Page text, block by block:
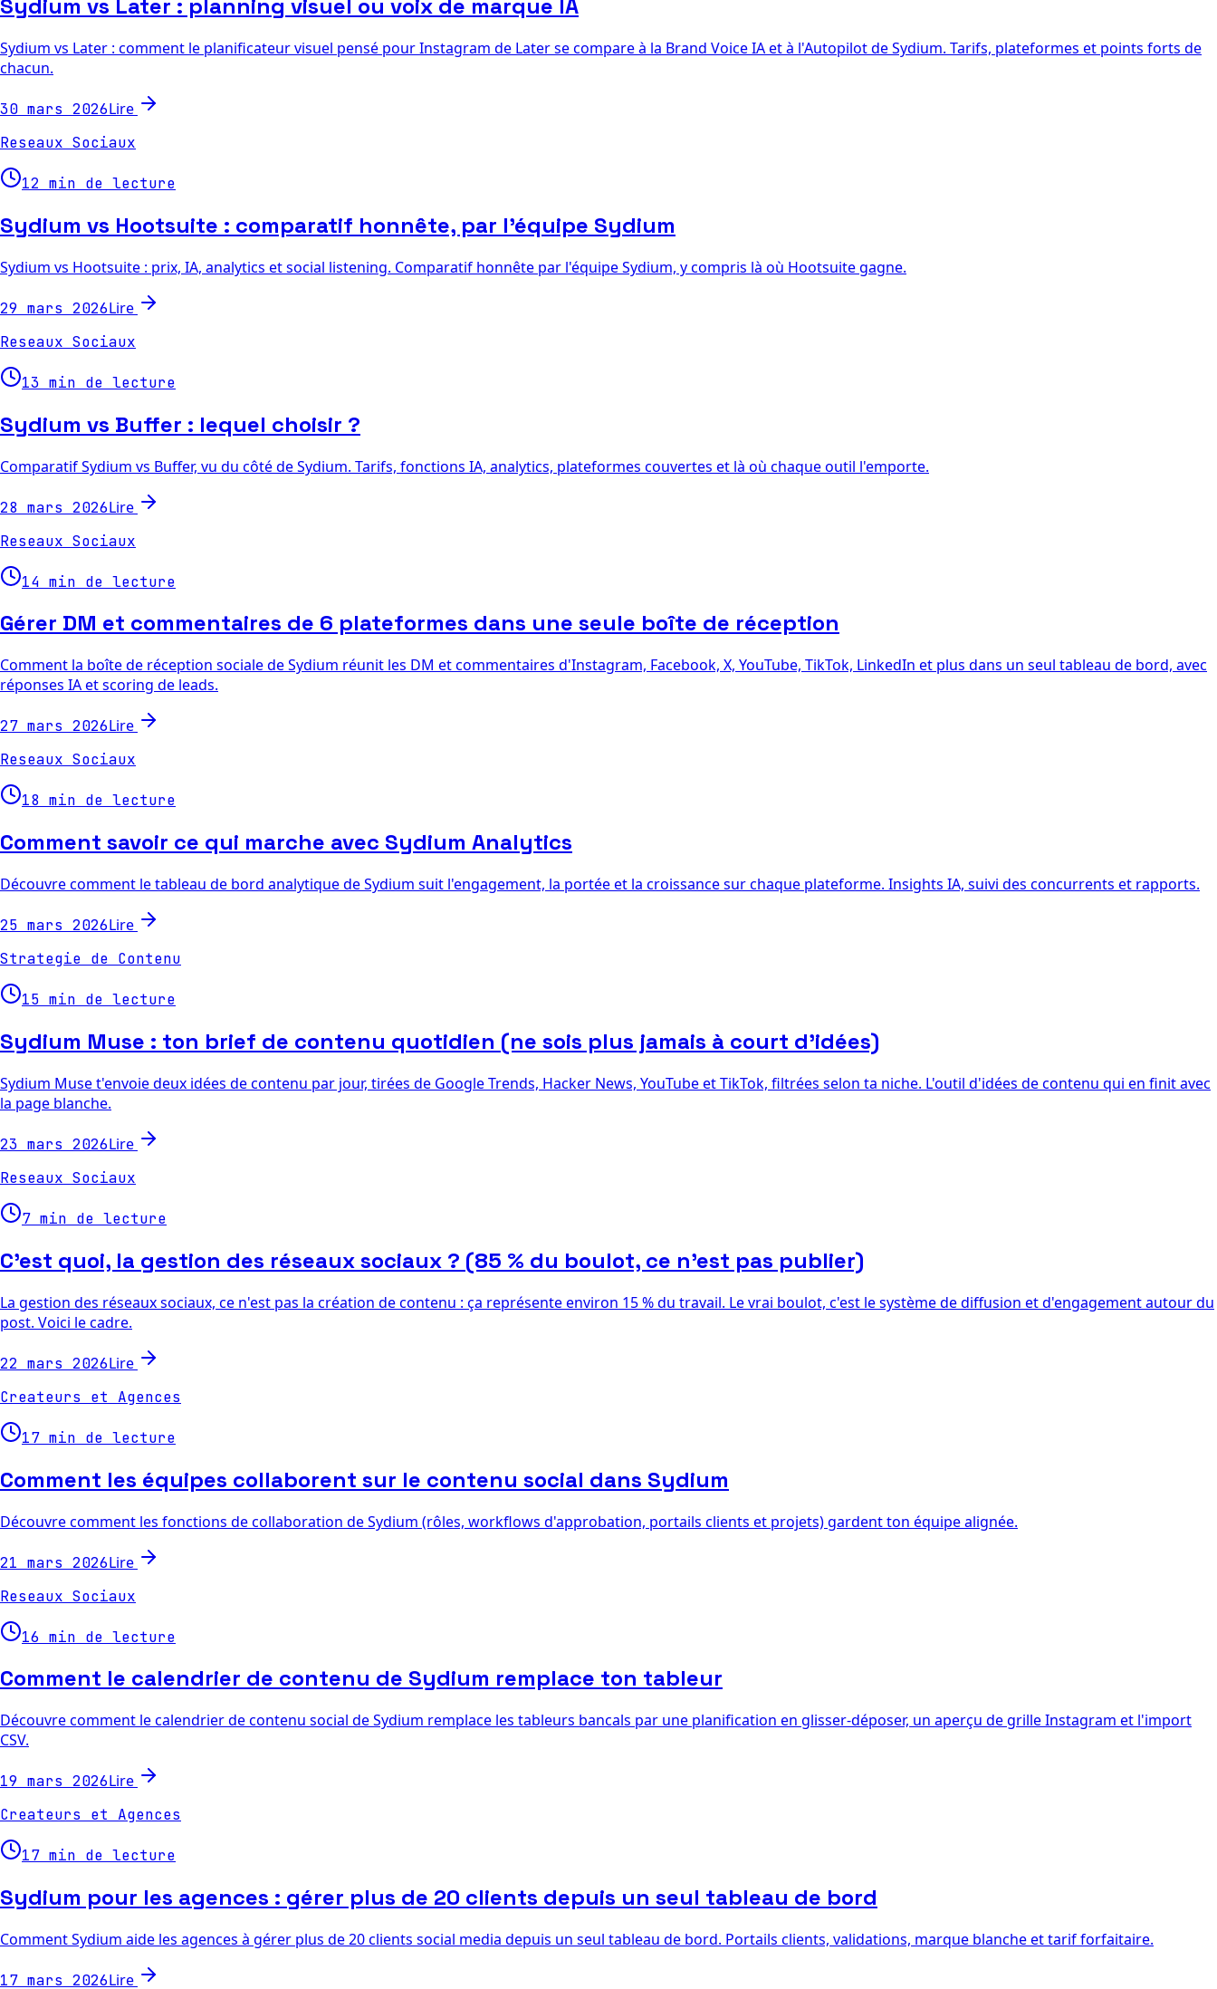
Sydium vs Later : planning visuel ou voix de marque IA
Sydium vs Later : comment le planificateur visuel pensé pour Instagram de Later se compare à la Brand Voice IA et à l'Autopilot de Sydium. Tarifs, plateformes et points forts de
chacun.
30 mars 2026Lire
Reseaux Sociaux
12 min de lecture
Sydium vs Hootsuite : comparatif honnête, par l'équipe Sydium
Sydium vs Hootsuite : prix, IA, analytics et social listening. Comparatif honnête par l'équipe Sydium, y compris là où Hootsuite gagne.
29 mars 2026Lire
Reseaux Sociaux
13 min de lecture
Sydium vs Buffer : lequel choisir ?
Comparatif Sydium vs Buffer, vu du côté de Sydium. Tarifs, fonctions IA, analytics, plateformes couvertes et là où chaque outil l'emporte.
28 mars 2026Lire
Reseaux Sociaux
14 min de lecture
Gérer DM et commentaires de 6 plateformes dans une seule boîte de réception
Comment la boîte de réception sociale de Sydium réunit les DM et commentaires d'Instagram, Facebook, X, YouTube, TikTok, LinkedIn et plus dans un seul tableau de bord, avec
réponses IA et scoring de leads.
27 mars 2026Lire
Reseaux Sociaux
18 min de lecture
Comment savoir ce qui marche avec Sydium Analytics
Découvre comment le tableau de bord analytique de Sydium suit l'engagement, la portée et la croissance sur chaque plateforme. Insights IA, suivi des concurrents et rapports.
25 mars 2026Lire
Strategie de Contenu
15 min de lecture
Sydium Muse : ton brief de contenu quotidien (ne sois plus jamais à court d'idées)
Sydium Muse t'envoie deux idées de contenu par jour, tirées de Google Trends, Hacker News, YouTube et TikTok, filtrées selon ta niche. L'outil d'idées de contenu qui en finit avec
la page blanche.
23 mars 2026Lire
Reseaux Sociaux
7 min de lecture
C'est quoi, la gestion des réseaux sociaux ? (85 % du boulot, ce n'est pas publier)
La gestion des réseaux sociaux, ce n'est pas la création de contenu : ça représente environ 15 % du travail. Le vrai boulot, c'est le système de diffusion et d'engagement autour du
post. Voici le cadre.
22 mars 2026Lire
Createurs et Agences
17 min de lecture
Comment les équipes collaborent sur le contenu social dans Sydium
Découvre comment les fonctions de collaboration de Sydium (rôles, workflows d'approbation, portails clients et projets) gardent ton équipe alignée.
21 mars 2026Lire
Reseaux Sociaux
16 min de lecture
Comment le calendrier de contenu de Sydium remplace ton tableur
Découvre comment le calendrier de contenu social de Sydium remplace les tableurs bancals par une planification en glisser-déposer, un aperçu de grille Instagram et l'import
CSV.
19 mars 2026Lire
Createurs et Agences
17 min de lecture
Sydium pour les agences : gérer plus de 20 clients depuis un seul tableau de bord
Comment Sydium aide les agences à gérer plus de 20 clients social media depuis un seul tableau de bord. Portails clients, validations, marque blanche et tarif forfaitaire.
17 mars 2026Lire